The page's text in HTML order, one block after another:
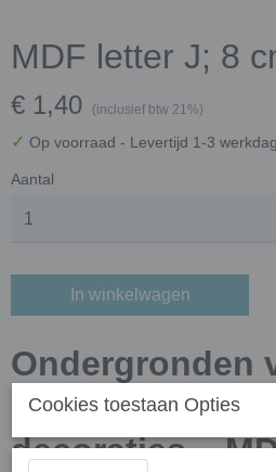
MDF letter J; 8
€ 1,40 (inclusief btw 21%)
✓ Op voorraad - Levertijd 1-3
Aantal
In winkelwagen
Ondergronden
mozaïek en
decoraties –
Cookies toestaan Opties